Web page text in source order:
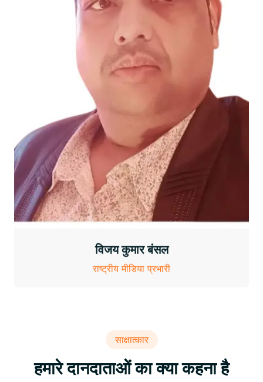
राष्ट्रीय मीडिया प्रभारी
साक्षात्कार
हमारे दानदाताओं का क्या कहना है